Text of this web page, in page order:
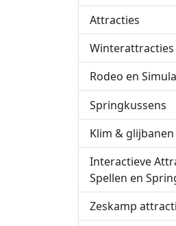
Attracties
Winterattracties
Rodeo en
Springkussens
Klim & glijbanen
Interactieve
Spellen en
Zeskamp